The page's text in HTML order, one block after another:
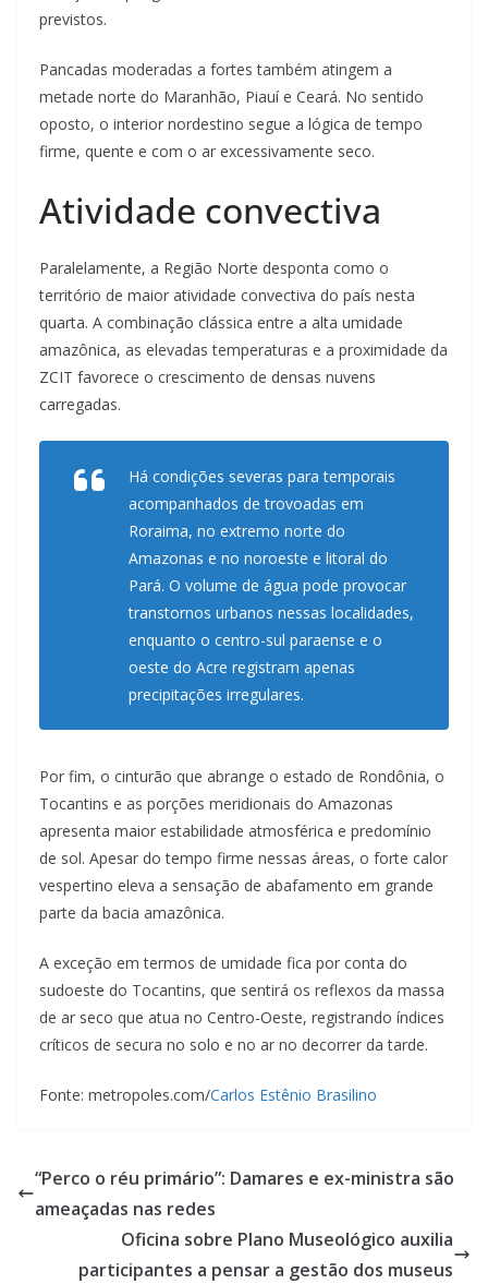
previstos.
Pancadas moderadas a fortes também atingem a
metade norte do Maranhão, Piauí e Ceará. No sentido
oposto, o interior nordestino segue a lógica de tempo
firme, quente e com o ar excessivamente seco.
Atividade convectiva
Paralelamente, a Região Norte desponta como o
território de maior atividade convectiva do país nesta
quarta. A combinação clássica entre a alta umidade
amazônica, as elevadas temperaturas e a proximidade da
ZCIT favorece o crescimento de densas nuvens
carregadas.
Há condições severas para temporais
acompanhados de trovoadas em
Roraima, no extremo norte do
Amazonas e no noroeste e litoral do
Pará. O volume de água pode provocar
transtornos urbanos nessas localidades,
enquanto o centro-sul paraense e o
oeste do Acre registram apenas
precipitações irregulares.
Por fim, o cinturão que abrange o estado de Rondônia, o
Tocantins e as porções meridionais do Amazonas
apresenta maior estabilidade atmosférica e predomínio
de sol. Apesar do tempo firme nessas áreas, o forte calor
vespertino eleva a sensação de abafamento em grande
parte da bacia amazônica.
A exceção em termos de umidade fica por conta do
sudoeste do Tocantins, que sentirá os reflexos da massa
de ar seco que atua no Centro-Oeste, registrando índices
críticos de secura no solo e no ar no decorrer da tarde.
Fonte: metropoles.com/Carlos Estênio Brasilino
“Perco o réu primário”: Damares e ex-ministra são
ameaçadas nas redes
Oficina sobre Plano Museológico auxilia
participantes a pensar a gestão dos museus